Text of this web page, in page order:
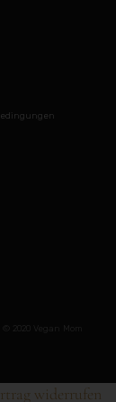
© 2020 Vegan Mom
widerrufen